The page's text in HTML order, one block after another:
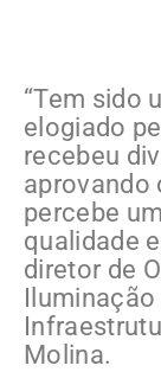
“Tem sido
elogiado
recebeu
aprovando
percebe
qualidade
diretor de
Molina.